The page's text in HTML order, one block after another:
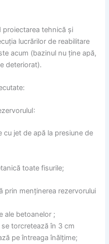
tehnică și
lucrărilor de reabilitare
acum (bazinul nu ține apă,
deteriorat).
cu jet de apă la presiune de
toate fisurile;
prin menținerea rezervorului
ale betoanelor ;
torcretează în 3 cm
pe întreaga înălțime;